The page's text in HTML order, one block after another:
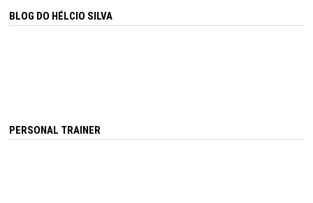
BLOG DO HÉLCIO SILVA
PERSONAL TRAINER